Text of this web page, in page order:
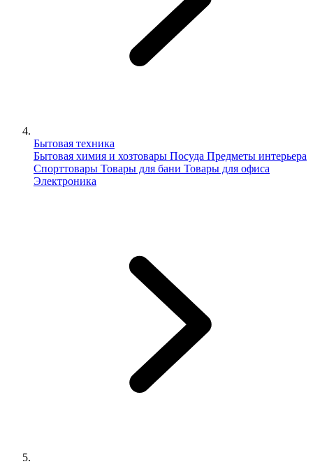
Бытовая техника
Бытовая химия и хозтовары Посуда Предметы интерьера
Спорттовары Товары для бани Товары для офиса
Электроника